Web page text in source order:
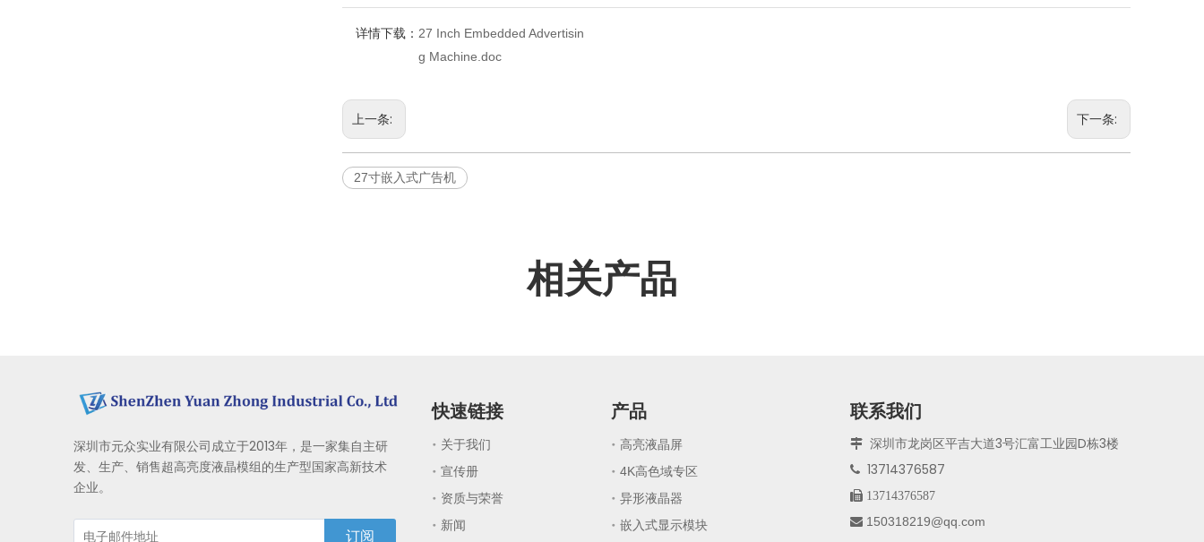
详情下载： 27 Inch Embedded Advertisin
g Machine.doc
上一条: 下一条:
27寸嵌入式广告机
相关产品
深圳市元众实业有限公司成立于2013年，是一家集自主研
发、生产、销售超高亮度液晶模组的生产型国家高新技术
企业。
订阅
快速链接
关于我们
宣传册
资质与荣誉
新闻
产品
高亮液晶屏
4K高色域专区
异形液晶器
嵌入式显示模块
联系我们
 深圳市龙岗区平吉大道3号汇富工业园D栋3楼
 13714376587
 13714376587
 150318219@qq.com